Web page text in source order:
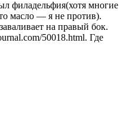
филадельфия(хотя многие
масло — я не против).
на правый бок.
50018.html. Где